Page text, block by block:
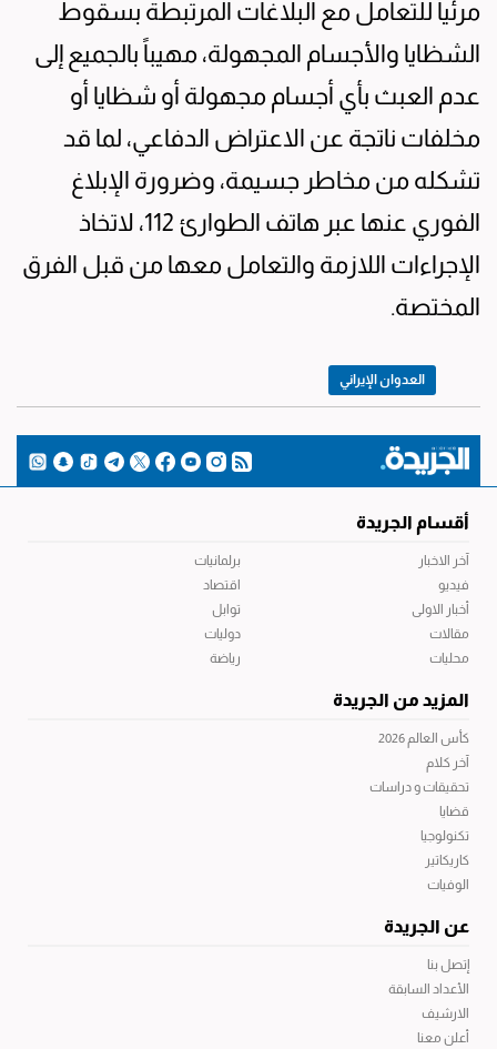
مرئياً للتعامل مع البلاغات المرتبطة بسقوط
الشظايا والأجسام المجهولة، مهيباً بالجميع إلى
عدم العبث بأي أجسام مجهولة أو شظايا أو
مخلفات ناتجة عن الاعتراض الدفاعي، لما قد
تشكله من مخاطر جسيمة، وضرورة الإبلاغ
الفوري عنها عبر هاتف الطوارئ 112، لاتخاذ
الإجراءات اللازمة والتعامل معها من قبل الفرق
المختصة.
العدوان الإيراني
أقسام الجريدة
آخر الاخبار
فيديو
أخبار الاولى
مقالات
محليات
برلمانيات
اقتصاد
توابل
دوليات
رياضة
المزيد من الجريدة
كأس العالم 2026
آخر كلام
تحقيقات و دراسات
قضايا
تكنولوجيا
كاريكاتير
الوفيات
عن الجريدة
إتصل بنا
الأعداد السابقة
الارشيف
أعلن معنا